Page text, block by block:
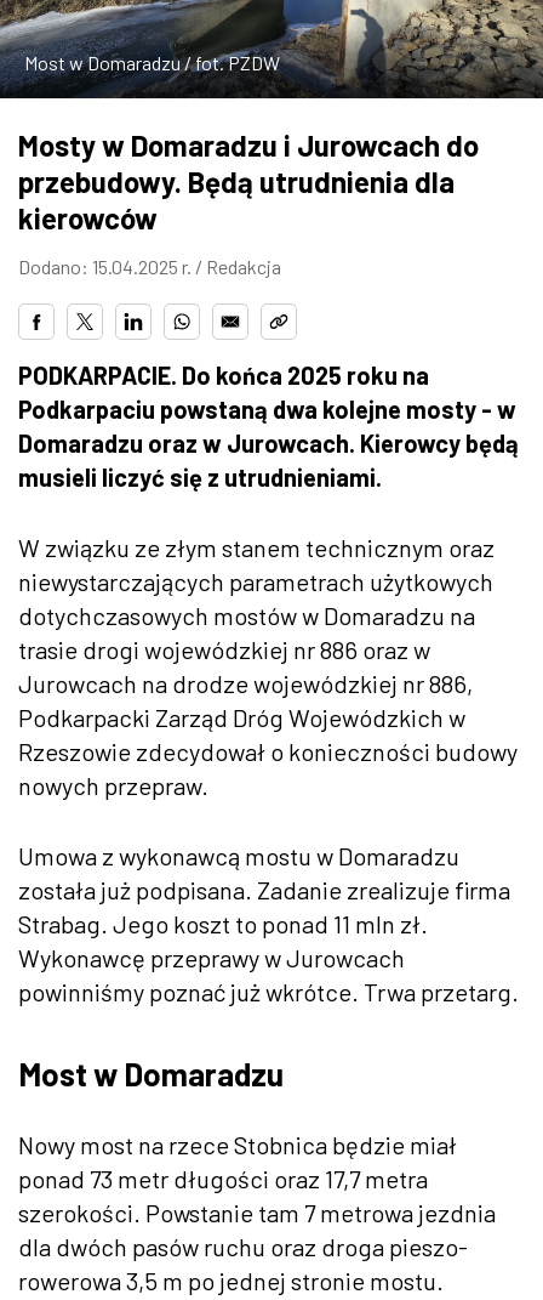
ZDJĘCIA
W RZESZOWIE
Most w Domaradzu / fot. PZDW
Mosty w Domaradzu i Jurowcach do
przebudowy. Będą utrudnienia dla
kierowców
Dodano: 15.04.2025 r. / Redakcja
PODKARPACIE. Do końca 2025 roku na
Podkarpaciu powstaną dwa kolejne mosty - w
Domaradzu oraz w Jurowcach. Kierowcy będą
musieli liczyć się z utrudnieniami.
W związku ze złym stanem technicznym oraz
niewystarczających parametrach użytkowych
dotychczasowych mostów w Domaradzu na
trasie drogi wojewódzkiej nr 886 oraz w
Jurowcach na drodze wojewódzkiej nr 886,
Podkarpacki Zarząd Dróg Wojewódzkich w
Rzeszowie zdecydował o konieczności budowy
nowych przepraw.
Umowa z wykonawcą mostu w Domaradzu
została już podpisana. Zadanie zrealizuje firma
Strabag. Jego koszt to ponad 11 mln zł.
Wykonawcę przeprawy w Jurowcach
powinniśmy poznać już wkrótce. Trwa przetarg.
Most w Domaradzu
Nowy most na rzece Stobnica będzie miał
ponad 73 metr długości oraz 17,7 metra
szerokości. Powstanie tam 7 metrowa jezdnia
dla dwóch pasów ruchu oraz droga pieszo-
rowerowa 3,5 m po jednej stronie mostu.